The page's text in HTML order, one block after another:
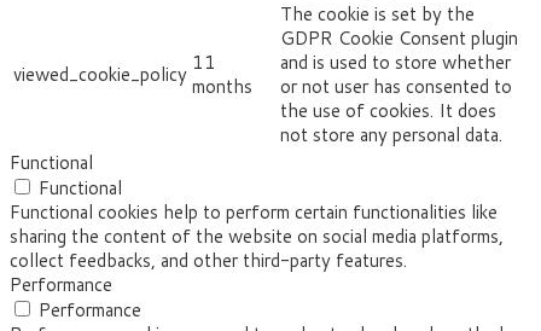
viewed_cookie_policy 11
months
The cookie is set by the
GDPR Cookie Consent plugin
and is used to store whether
or not user has consented to
the use of cookies. It does
not store any personal data.
Functional
Functional
Functional cookies help to perform certain functionalities like
sharing the content of the website on social media platforms,
collect feedbacks, and other third-party features.
Performance
Performance